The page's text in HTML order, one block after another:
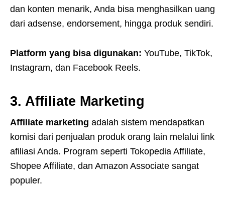
dan konten menarik, Anda bisa menghasilkan uang
dari adsense, endorsement, hingga produk sendiri.
Platform yang bisa digunakan: YouTube, TikTok,
Instagram, dan Facebook Reels.
3. Affiliate Marketing
Affiliate marketing adalah sistem mendapatkan
komisi dari penjualan produk orang lain melalui link
afiliasi Anda. Program seperti Tokopedia Affiliate,
Shopee Affiliate, dan Amazon Associate sangat
populer.